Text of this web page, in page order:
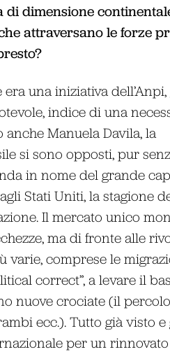
dimensione
attraversano le forze
era una iniziativa
indice di una
Manuela Davila, la
si sono opposti, pur
in nome del grande
Stati Uniti, la stagione
Il mercato unico
ma di fronte alle
comprese le
correct”, a levare il
nuove crociate (il
ecc.). Tutto già visto e
per un rinnovato